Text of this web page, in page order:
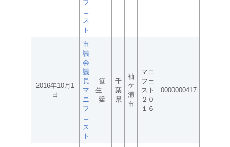
フ
ェ
ス
ト
2016年10月1
日
市
議
会
議
員
マ
ニ
フ
ェ
ス
ト
笹
生
猛
千
葉
県
袖
ケ
浦
市
マニ
フェ
スト
２０
１６
0000000417